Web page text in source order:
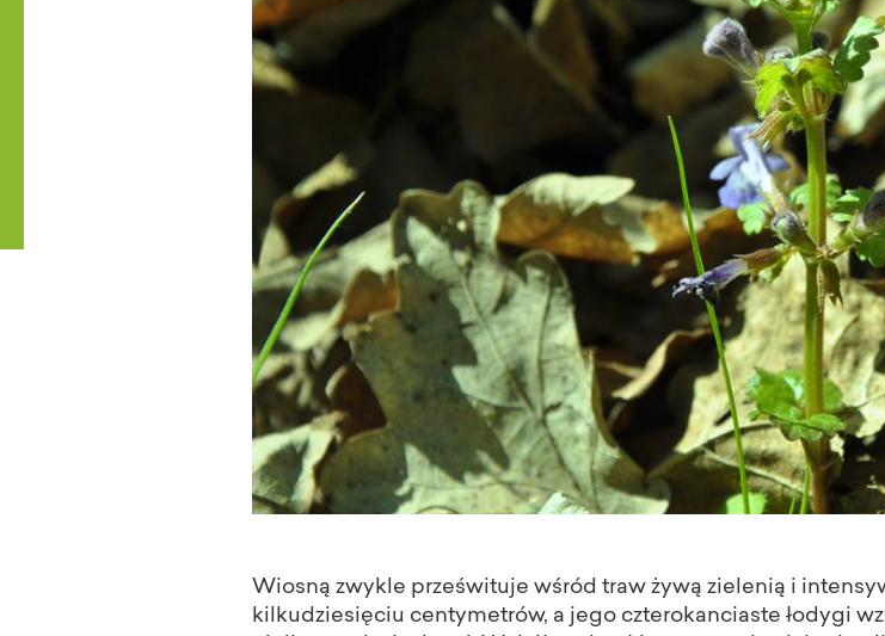
Wiosną zwykle prześwituje wśród traw żywą zielenią i
kilkudziesięciu centymetrów, a jego czterokanciaste łodygi